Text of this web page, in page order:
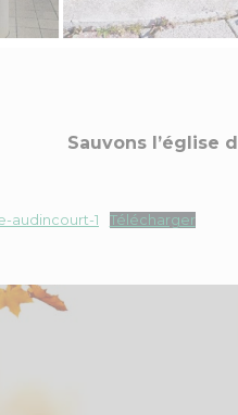
Sauvons l’église
audincourt-1 Télécharger